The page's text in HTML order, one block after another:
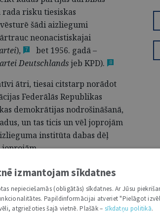
risku tiesiskas
šādi aizliegumi
neonacistiskajai
), 7
bet 1956. gadā –
Deutschlandsjeb KPD). 8
ātri, tiesai citstarp norādot
Federālās Republikas
demokrātijas nodrošināšanā,
un tas ticis un vēl jo­projām
institūta dabas dēļ
joprojām.
abonentam.
izmantojam sīkdatnes
nepieciešamās (obligātās) sīkdatnes. Ar Jūsu
Papildinformācijai atveriet "Pielāgot
atgriežoties šajā vietnē. Plašāk – sīkdatņu politikā.